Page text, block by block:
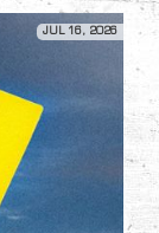
JUL 16, 2026